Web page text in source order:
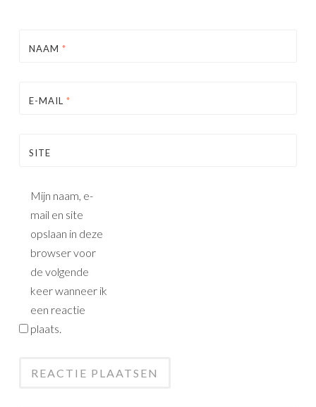
NAAM *
E-MAIL *
SITE
Mijn naam, e-
mail en site
opslaan in deze
browser voor
de volgende
keer wanneer ik
een reactie
plaats.